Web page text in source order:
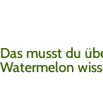
Das musst du
Watermelon